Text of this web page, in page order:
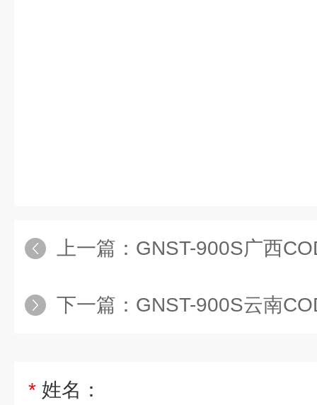
上一篇： GNST-900S广西
下一篇： GNST-900S云南
* 姓名：